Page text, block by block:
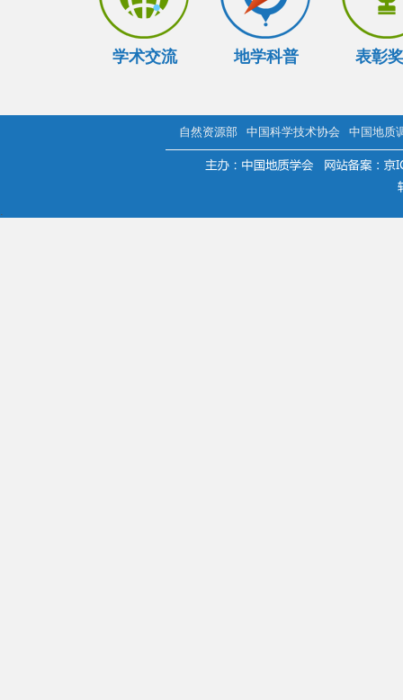
学术交流 地学科普 表彰
自然资源部 中国科学技术协会 中国地质
.